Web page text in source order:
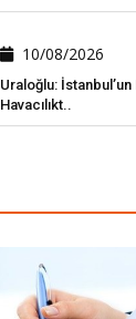
10/08/2026
Uraloğlu: İstanbul’un
Havacılıkt..